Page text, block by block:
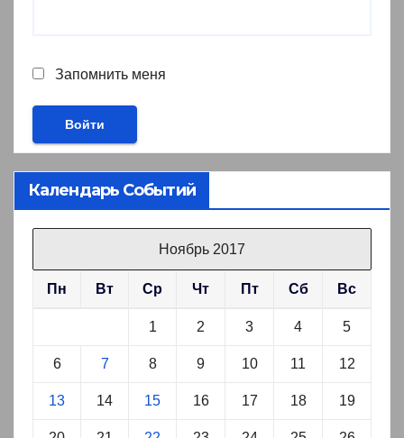
Запомнить меня
Календарь Событий
Ноябрь 2017
Пн Вт Ср Чт Пт Сб Вс
1 2 3 4 5
6 7 8 9 10 11 12
13 14 15 16 17 18 19